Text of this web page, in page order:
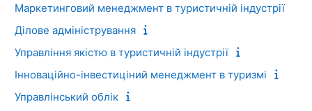
Маркетинговий менеджмент в туристичній індустрії
Ділове адміністрування
Управління якістю в туристичній індустрії
Інноваційно-інвестиціний менеджмент в туризмі
Управлінський облік